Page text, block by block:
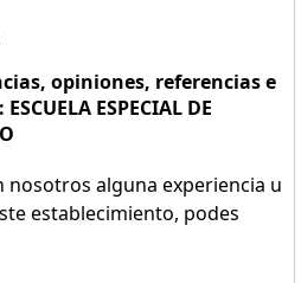
opiniones, referencias e
ESPECIAL DE
alguna experiencia u
establecimiento, podes